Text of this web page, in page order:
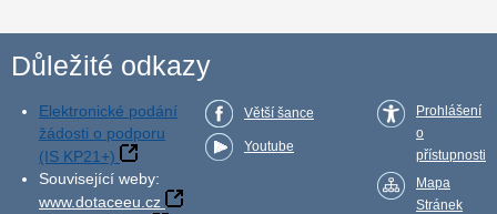
Důležité odkazy
Elektronické podání
žádosti o podporu
(IS KP21+)
Související weby:
www.dotaceeu.cz
Větší šance
Youtube
Prohlášení
o
přístupnosti
Mapa
Stránek